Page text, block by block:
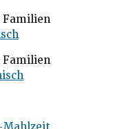
Familien
Familien